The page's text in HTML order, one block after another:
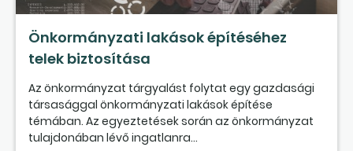
Önkormányzati lakások építéséhez
telek biztosítása
Az önkormányzat tárgyalást folytat egy gazdasági
társasággal önkormányzati lakások építése
témában. Az egyeztetések során az önkormányzat
tulajdonában lévő ingatlanra...